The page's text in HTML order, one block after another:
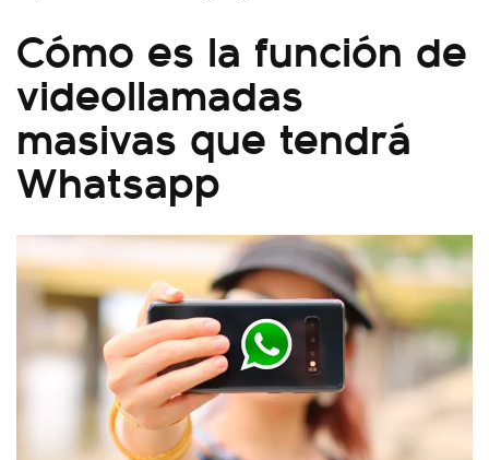
Cómo es la función de
videollamadas
masivas que tendrá
Whatsapp